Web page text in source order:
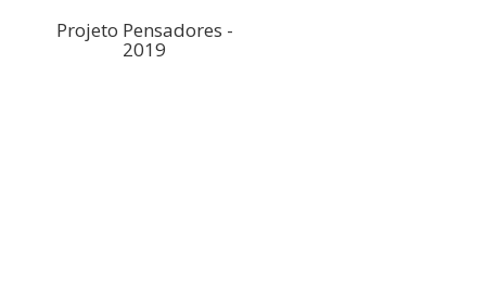
Projeto Pensadores -
2019